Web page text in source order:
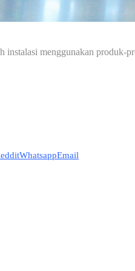
instalasi menggunakan
WhatsappEmail